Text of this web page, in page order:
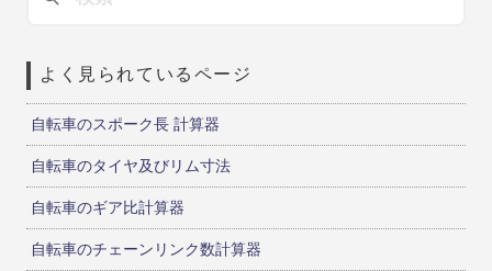
よく見られているページ
自転車のスポーク長 計算器
自転車のタイヤ及びリム寸法
自転車のギア比計算器
自転車のチェーンリンク数計算器